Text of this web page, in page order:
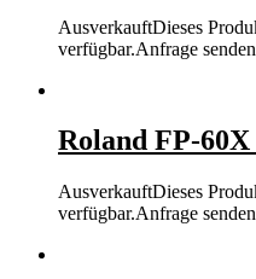
AusverkauftDieses
verfügbar.Anfrage senden
Roland FP-60X
AusverkauftDieses
verfügbar.Anfrage senden